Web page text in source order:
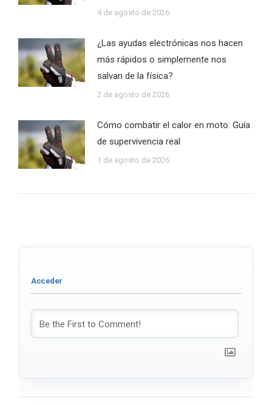
4 de agosto de 2026
¿Las ayudas electrónicas nos hacen
más rápidos o simplemente nos
salvan de la física?
2 de agosto de 2026
Cómo combatir el calor en moto: Guía
de supervivencia real
1 de agosto de 2026